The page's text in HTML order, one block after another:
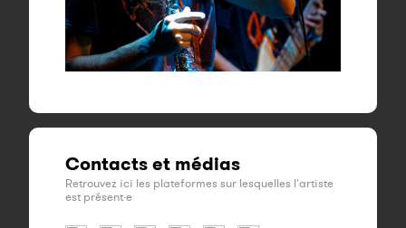
Contacts et médias
Retrouvez ici les plateformes sur lesquelles l'artiste
est présent·e